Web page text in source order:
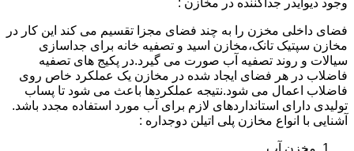
فضای داخلی مخزن را به چند فضای مجزا تقسیم می کند این کار در
مخازن سپتیک تانک،مخازن اسید و تصفیه خانه برای جداسازی
سیالات و روند تصفیه آب صورت می گیرد.در پکیج های تصفیه
فاضلاب در هر فضای ایجاد شده در مخازن یک عملکرد خاص روی
فاضلاب اعمال می شود.نتیجه عملکردها باعث می شود تا پساب
تولیدی دارای استانداردهای لازم برای آب مورد استفاده مجدد باشد.
آشنایی با انواع مخازن پلی اتیلن دوجداره :
مخزن آب